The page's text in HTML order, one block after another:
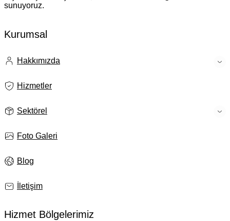
sunuyoruz.
Kurumsal
Hakkımızda
Hizmetler
Sektörel
Foto Galeri
Blog
İletişim
Hizmet Bölgelerimiz